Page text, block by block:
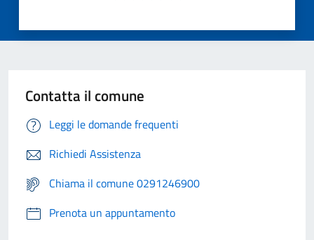
Contatta il comune
Leggi le domande frequenti
Richiedi Assistenza
Chiama il comune 0291246900
Prenota un appuntamento